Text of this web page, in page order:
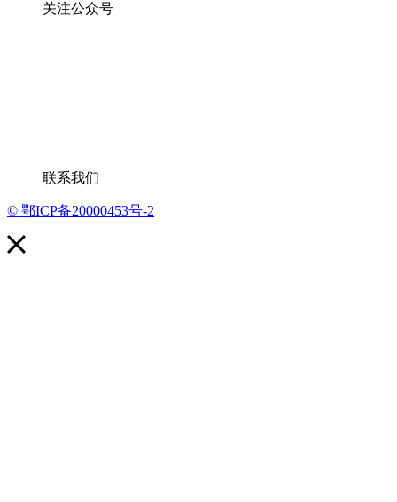
关注公众号
联系我们
© 鄂ICP备20000453号-2